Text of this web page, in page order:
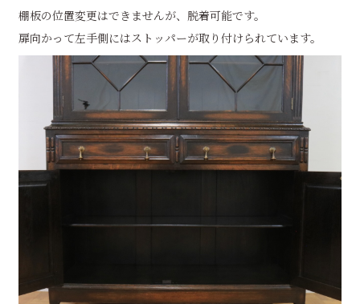
棚板の位置変更はできませんが、脱着可能です。
扉向かって左手側にはストッパーが取り付けられています。